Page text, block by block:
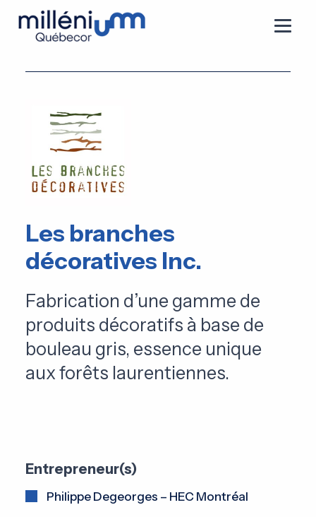
Les branches
décoratives Inc.
Fabrication d’une gamme de
produits décoratifs à base de
bouleau gris, essence unique
aux forêts laurentiennes.
Entrepreneur(s)
Philippe Degeorges – HEC Montréal